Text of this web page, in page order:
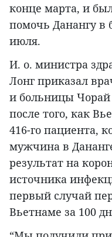
конце марта, и
помочь Данангу в
июля.
И. о. министра
Лонг приказал
и больницы Чорай
после того, как
416-го пациента,
мужчина в
результат на
источника
первый случай
Вьетнаме за 100